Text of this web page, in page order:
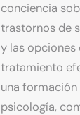
conciencia
trastornos de
y las opciones
tratamiento
una formación
psicología,